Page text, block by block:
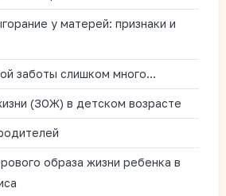
у матерей: признаки и
заботы слишком много…
(ЗОЖ) в детском возрасте
образа жизни ребенка в